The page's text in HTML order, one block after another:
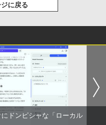
ジに戻る
にドンピシャな「ローカル